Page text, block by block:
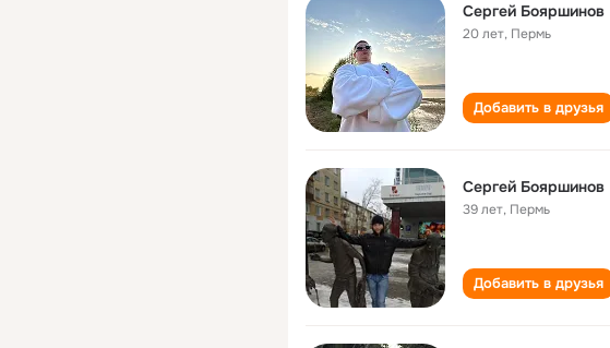
Сергей Бояршинов
20 лет, Пермь
Добавить в друзья
Сергей Бояршинов
39 лет, Пермь
Добавить в друзья